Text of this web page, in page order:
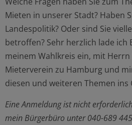
Mieten in unserer Stadt? Haben
Landespolitik? Oder sind Sie
betroffen? Sehr herzlich lade ich
meinem Wahlkreis ein, mit
Mieterverein zu Hamburg und
diesen und weiteren Themen ins
Eine Anmeldung ist nicht
mein Bürgerbüro unter 040-689